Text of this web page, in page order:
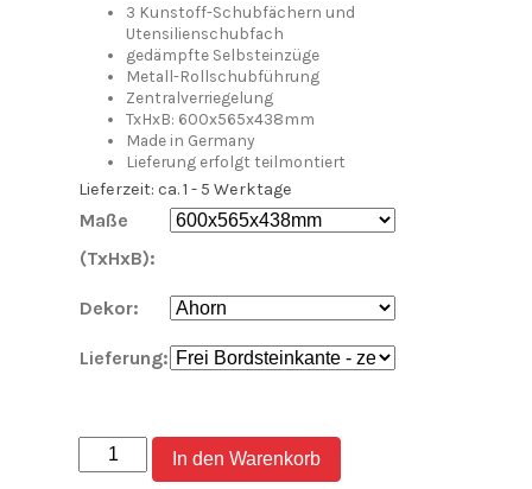
3 Kunstoff-Schubfächern und
Utensilienschubfach
gedämpfte Selbsteinzüge
Metall-Rollschubführung
Zentralverriegelung
TxHxB: 600x565x438mm
Made in Germany
Lieferung erfolgt teilmontiert
Lieferzeit: ca. 1 - 5 Werktage
Maße
(TxHxB):
Dekor:
Lieferung:
geramöbel
Rollcontainer
In den Warenkorb